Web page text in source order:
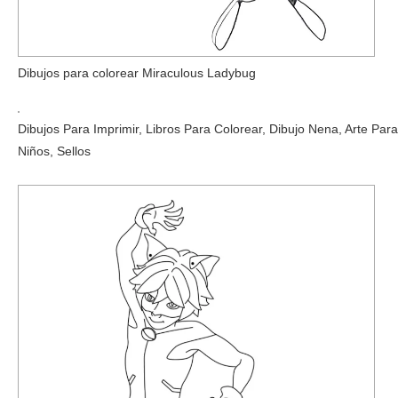
Dibujos para colorear Miraculous Ladybug
Dibujos Para Imprimir, Libros Para Colorear, Dibujo Nena, Arte Para
Niños, Sellos